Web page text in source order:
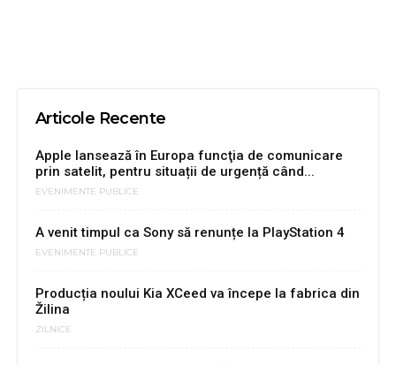
Articole Recente
Apple lansează în Europa funcţia de comunicare
prin satelit, pentru situații de urgență când...
EVENIMENTE PUBLICE
A venit timpul ca Sony să renunțe la PlayStation 4
EVENIMENTE PUBLICE
Producția noului Kia XCeed va începe la fabrica din
Žilina
ZILNICE